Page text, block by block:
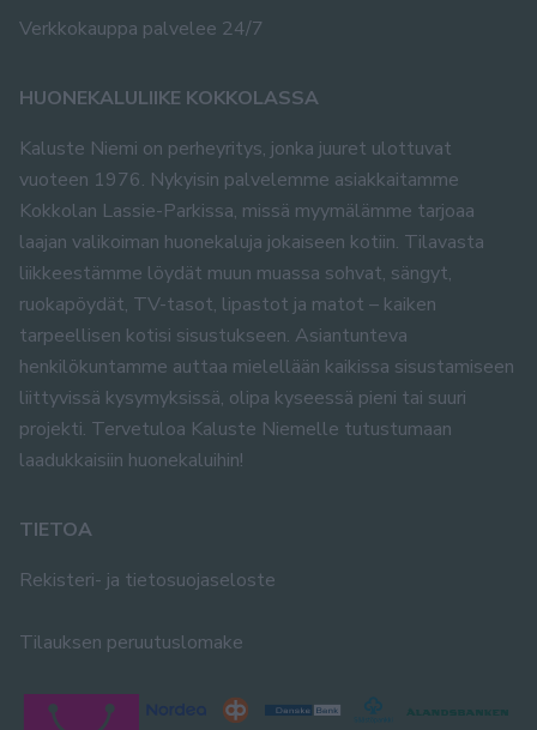
Verkkokauppa palvelee 24/7
HUONEKALULIIKE KOKKOLASSA
Kaluste Niemi on perheyritys, jonka juuret ulottuvat
vuoteen 1976. Nykyisin palvelemme asiakkaitamme
Kokkolan Lassie-Parkissa, missä myymälämme tarjoaa
laajan valikoiman huonekaluja jokaiseen kotiin. Tilavasta
liikkeestämme löydät muun muassa sohvat, sängyt,
ruokapöydät, TV-tasot, lipastot ja matot – kaiken
tarpeellisen kotisi sisustukseen. Asiantunteva
henkilökuntamme auttaa mielellään kaikissa sisustamiseen
liittyvissä kysymyksissä, olipa kyseessä pieni tai suuri
projekti. Tervetuloa Kaluste Niemelle tutustumaan
laadukkaisiin huonekaluihin!
TIETOA
Rekisteri- ja tietosuojaseloste
Tilauksen peruutuslomake